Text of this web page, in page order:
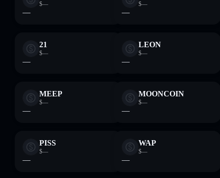
$—
—
$—
—
21
$—
—
LEON
$—
—
MEEP
$—
—
MOONCOIN
$—
—
PISS
$—
—
WAP
$—
—